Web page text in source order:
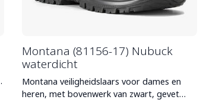
Montana (81156-17) Nubuck
waterdicht
Montana veiligheidslaars voor dames en
heren, met bovenwerk van zwart, gevet